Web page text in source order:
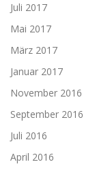
Juli 2017
Mai 2017
März 2017
Januar 2017
November 2016
September 2016
Juli 2016
April 2016